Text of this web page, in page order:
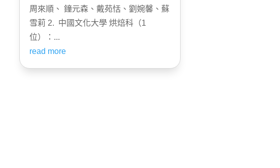
周來順、 鐘元森、戴苑恬、劉婉馨、蘇
雪莉 2. 中國文化大學 烘焙科（1
位）：...
read more